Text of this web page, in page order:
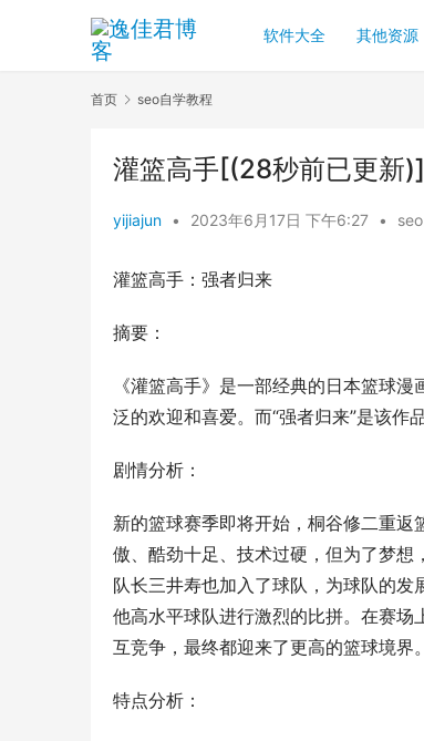
软件大全 其他资源
首页 seo自学教程
灌篮高手[(28秒前已更新)]
yijiajun • 2023年6月17日 下午6:27 •
灌篮高手：强者归来
摘要：
《灌篮高手》是一部经典的日本篮球
泛的欢迎和喜爱。而“强者归来”是该
剧情分析：
新的篮球赛季即将开始，桐谷修二重
傲、酷劲十足、技术过硬，但为了梦
队长三井寿也加入了球队，为球队的
他高水平球队进行激烈的比拼。在赛
互竞争，最终都迎来了更高的篮球境界。
特点分析：